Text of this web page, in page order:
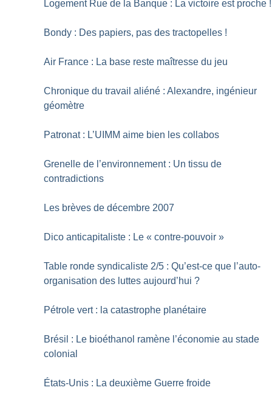
Logement Rue de la Banque : La victoire est proche !
Bondy : Des papiers, pas des tractopelles !
Air France : La base reste maîtresse du jeu
Chronique du travail aliéné : Alexandre, ingénieur
géomètre
Patronat : L’UIMM aime bien les collabos
Grenelle de l’environnement : Un tissu de
contradictions
Les brèves de décembre 2007
Dico anticapitaliste : Le « contre-pouvoir »
Table ronde syndicaliste 2/5 : Qu’est-ce que l’auto-
organisation des luttes aujourd’hui ?
Pétrole vert : la catastrophe planétaire
Brésil : Le bioéthanol ramène l’économie au stade
colonial
États-Unis : La deuxième Guerre froide